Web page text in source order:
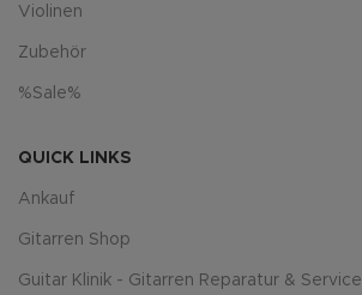
Violinen
Zubehör
%Sale%
QUICK LINKS
Ankauf
Gitarren Shop
Guitar Klinik - Gitarren Reparatur & Service